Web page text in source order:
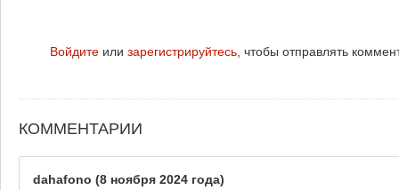
Войдите или зарегистрируйтесь , чтобы отправлять
КОММЕНТАРИИ
dahafono (8 ноября 2024 года)